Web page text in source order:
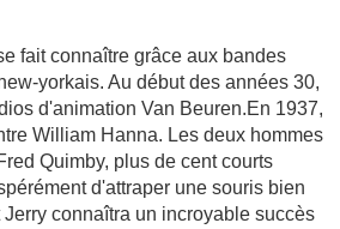
fait connaître grâce aux bandes
yorkais. Au début des années 30,
d'animation Van Beuren.En 1937,
William Hanna. Les deux hommes
Quimby, plus de cent courts
d'attraper une souris bien
connaîtra un incroyable succès